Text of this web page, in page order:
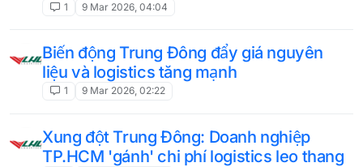
1 9 Mar 2026, 04:04
Biến động Trung Đông đẩy giá nguyên
liệu và logistics tăng mạnh
1 9 Mar 2026, 02:22
Xung đột Trung Đông: Doanh nghiệp
TP.HCM 'gánh' chi phí logistics leo thang